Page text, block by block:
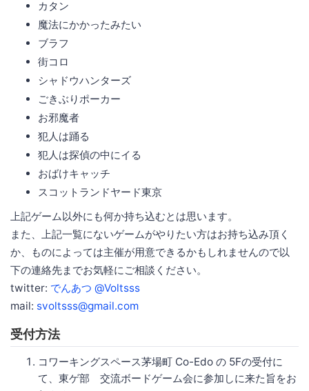
カタン
魔法にかかったみたい
ブラフ
街コロ
シャドウハンターズ
ごきぶりポーカー
お邪魔者
犯人は踊る
犯人は探偵の中にイる
おばけキャッチ
スコットランドヤード東京
上記ゲーム以外にも何か持ち込むとは思います。
また、上記一覧にないゲームがやりたい方はお持ち込み頂く
か、ものによっては主催が用意できるかもしれませんので以
下の連絡先までお気軽にご相談ください。
twitter: でんあつ @Voltsss
mail: svoltsss@gmail.com
受付方法
コワーキングスペース茅場町 Co-Edo の 5Fの受付に
て、東ゲ部 交流ボードゲーム会に参加しに来た旨をお